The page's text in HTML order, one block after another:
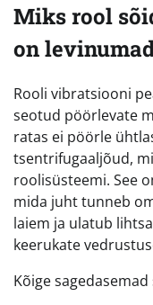
Miks rool
on
Rooli vibratsiooni
seotud pöörlevate
ratas ei pöörle
tsentrifugaaljõud,
roolisüsteemi. See
mida juht tunneb
laiem ja ulatub
keerukate
Kõige